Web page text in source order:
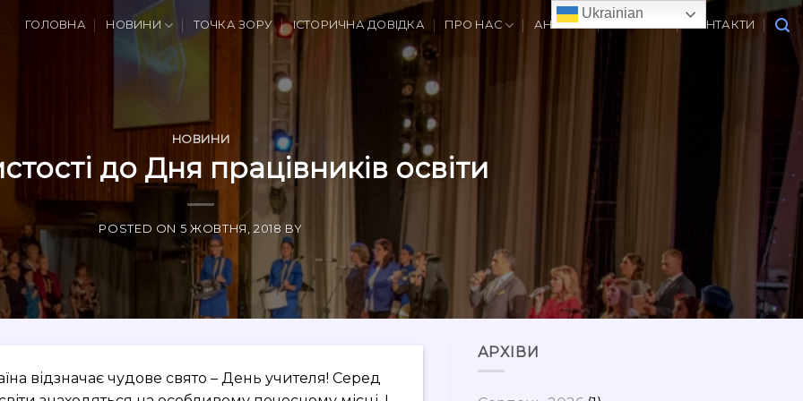
ГОЛОВНА НОВИНИ ТОЧКА ЗОРУ ІСТОРИЧНА ДОВІДКА ПРО НАС АНОНСИ ВАКАНСІЇ КОНТАКТИ
НОВИНИ
до Дня працівників освіти
POSTED ON 5 ЖОВТНЯ, 2018 BY
відзначає чудове свято – День учителя! Серед
АРХІВИ
Ukrainian